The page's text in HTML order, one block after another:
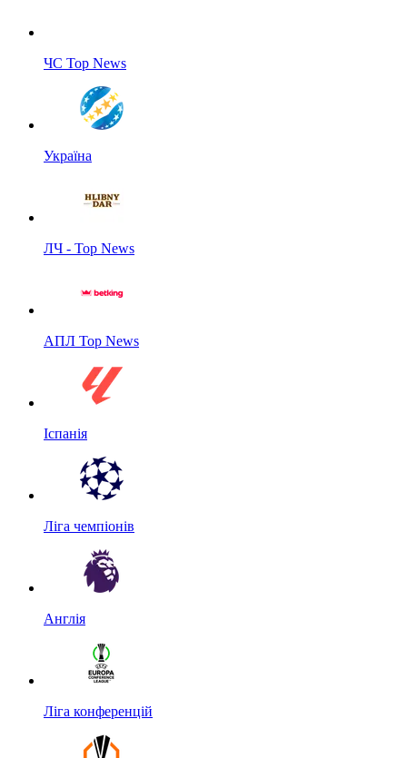
ЧС Top News
Україна
ЛЧ - Top News
АПЛ Top News
Іспанія
Ліга чемпіонів
Англія
Ліга конференцій